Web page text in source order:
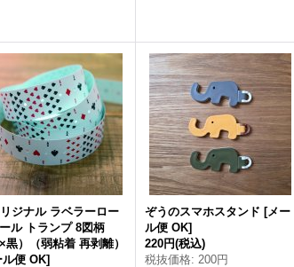
ジナル ラベラーロー
ル トランプ 8図柄
×黒）（弱粘着 再剥離）
ル便 OK]
ぞうのスマホスタンド [メー
ル便 OK]
220円(税込)
税抜価格: 200円